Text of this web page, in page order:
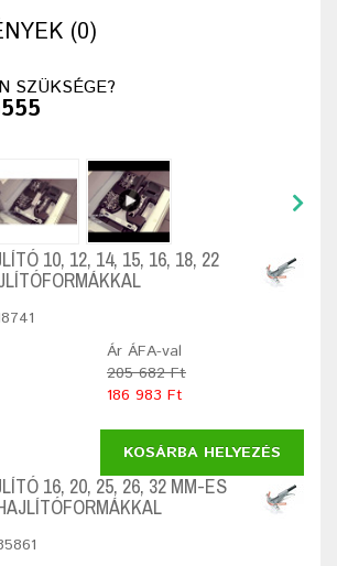
(0)
SZÜKSÉGE?
10, 12, 14, 15, 16, 18, 22
Ár ÁFA-val
205 682 Ft
186 983 Ft
KOSÁRBA HELYEZÉS
16, 20, 25, 26, 32 MM-ES